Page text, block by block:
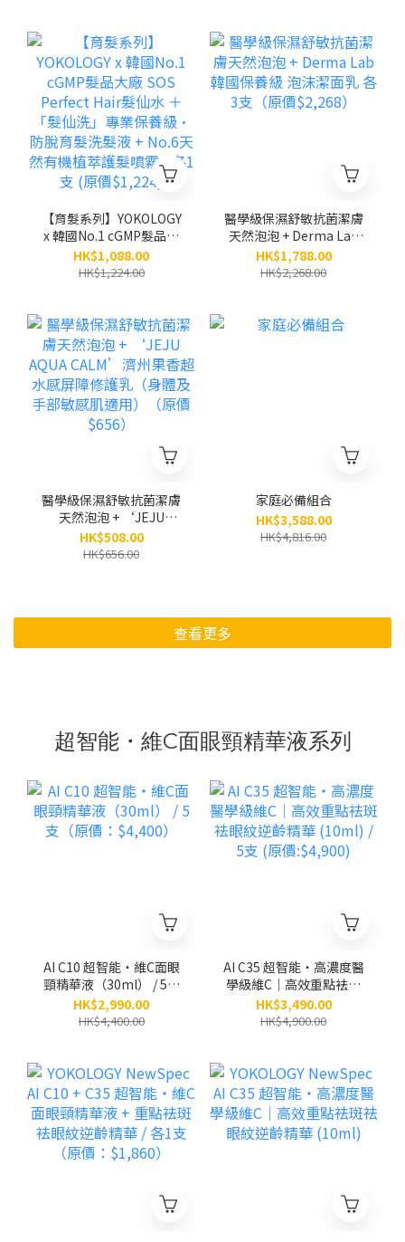
【育髮系列】YOKOLOGY
x 韓國No.1 cGMP髮品大
廠 SOS Perfect Hair髮仙
水 ＋「髮仙洗」專業保
霧 / 各1支 (原價$1,224)
HK$1,088.00
HK$1,224.00
醫學級保濕舒敏抗菌潔膚
天然泡泡 + Derma Lab
韓國保養級 泡沫潔面乳
各3支（原價$2,268）
HK$1,788.00
HK$2,268.00
醫學級保濕舒敏抗菌潔膚
天然泡泡 + ‘JEJU
AQUA CALM’濟州果香
超水感屏障修護乳（身體
HK$508.00
HK$656.00
家庭必備組合
HK$3,588.00
HK$4,816.00
查看更多
超智能・維C面眼頸精華液系列
AI C10 超智能‧維C面眼
頸精華液（30ml） / 5支
（原價：$4,400）
HK$2,990.00
HK$4,400.00
AI C35 超智能‧高濃度醫
學級維C｜高效重點袪斑
袪眼紋逆齡精華 (10ml) /
5支 (原價:$4,900)
HK$3,490.00
HK$4,900.00